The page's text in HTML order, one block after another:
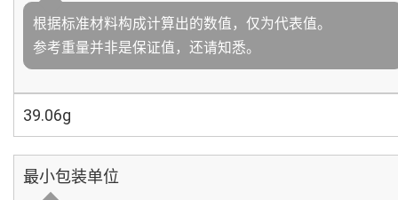
根据标准材料构成计算出的数值，仅为代表值。
参考重量并非是保证值，还请知悉。
39.06g
最小包装单位